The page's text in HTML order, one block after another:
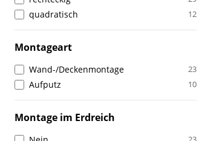
quadratisch 12
Montageart
Wand-/Deckenmontage 23
Aufputz 10
Montage im Erdreich